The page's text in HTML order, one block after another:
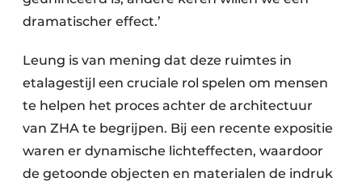
dramatischer effect.’
Leung is van mening dat deze ruimtes in
etalagestijl een cruciale rol spelen om mensen
te helpen het proces achter de architectuur
van ZHA te begrijpen. Bij een recente expositie
waren er dynamische lichteffecten, waardoor
de getoonde objecten en materialen de indruk